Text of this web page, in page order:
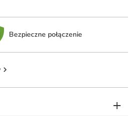
Bezpieczne połączenie